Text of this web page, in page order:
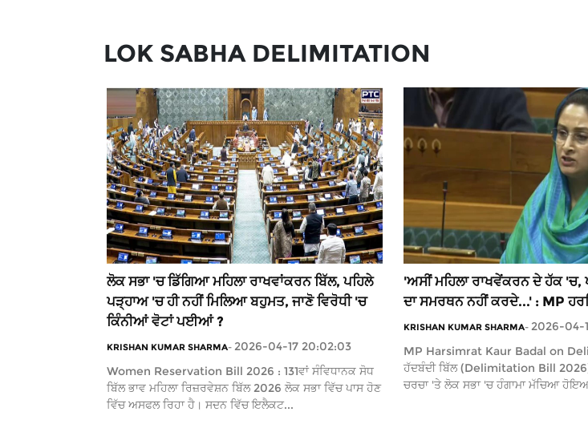
LOK SABHA DELIMITATION
ਲੋਕ ਸਭਾ 'ਚ ਡਿੱਗਿਆ ਮਹਿਲਾ ਰਾਖਵਾਂਕਰਨ ਬਿੱਲ, ਪਹਿਲੇ
ਪੜ੍ਹਾਅ 'ਚ ਹੀ ਨਹੀਂ ਮਿਲਿਆ ਬਹੁਮਤ, ਜਾਣੋ ਵਿਰੋਧੀ 'ਚ
ਕਿੰਨੀਆਂ ਵੋਟਾਂ ਪਈਆਂ ?
KRISHAN KUMAR SHARMA- 2026-04-17 20:02:03
Women Reservation Bill 2026 : 131ਵਾਂ ਸੰਵਿਧਾਨਕ ਸੋਧ
ਬਿੱਲ ਭਾਵ ਮਹਿਲਾ ਰਿਜ਼ਰਵੇਸ਼ਨ ਬਿੱਲ 2026 ਲੋਕ ਸਭਾ ਵਿੱਚ ਪਾਸ ਹੋਣ
ਵਿੱਚ ਅਸਫਲ ਰਿਹਾ ਹੈ। ਸਦਨ ਵਿੱਚ ਇਲੈਕਟ...
'ਅਸੀਂ ਮਹਿਲਾ ਰਾਖਵੇਂਕਰਨ ਦੇ ਹੱਕ 'ਚ,
ਦਾ ਸਮਰਥਨ ਨਹੀਂ ਕਰਦੇ...' : MP
KRISHAN KUMAR SHARMA- 2026-04-
MP Harsimrat Kaur Badal on
ਹੱਦਬੰਦੀ ਬਿੱਲ (Delimitation Bill
ਚਰਚਾ 'ਤੇ ਲੋਕ ਸਭਾ 'ਚ ਹੰਗਾਮਾ ਮੱਚਿਆ